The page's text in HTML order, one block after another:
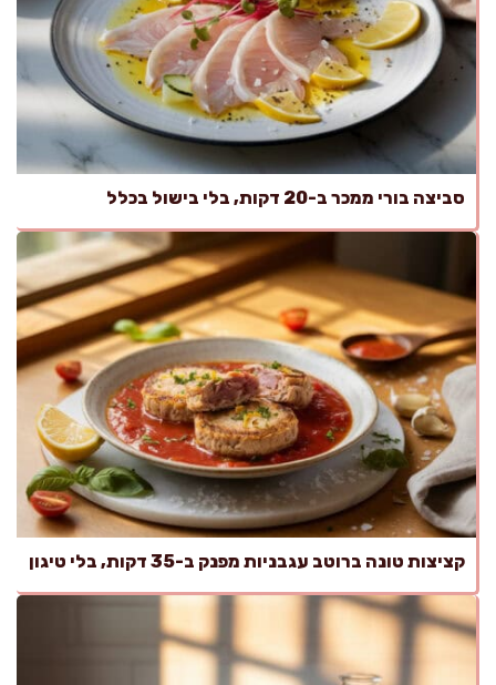
סביצה בורי ממכר ב-20 דקות, בלי בישול בכלל
קציצות טונה ברוטב עגבניות מפנק ב-35 דקות, בלי טיגון